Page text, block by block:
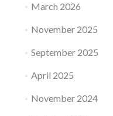
March 2026
November 2025
September 2025
April 2025
November 2024